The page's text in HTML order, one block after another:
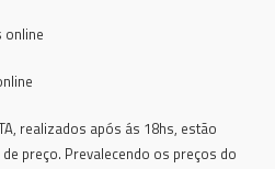
online
realizados após ás 18hs, estão
preço. Prevalecendo os preços do